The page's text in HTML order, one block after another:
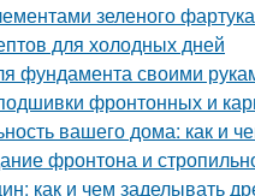
зеленого
для холодных дней
фундамента своими
фронтонных и
вашего дома: как и
фронтона и
как и чем заделывать